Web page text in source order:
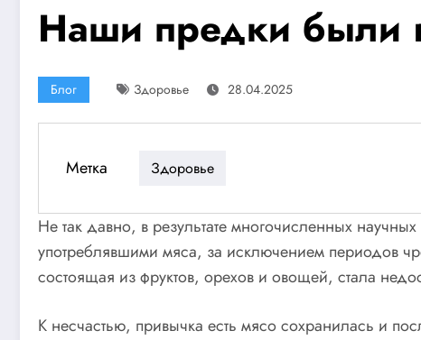
Наши предки были
Блог Здоровье 28.04.2025
Метка Здоровье
Не так давно, в результате многочисленных
употреблявшими мяса, за исключением периодов
состоящая из фруктов, орехов и овощей, стала
К несчастью, привычка есть мясо сохранилась и